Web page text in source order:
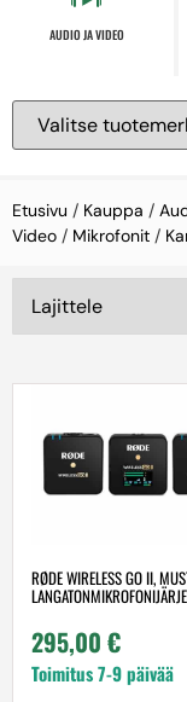
AUDIO JA VIDEO
Etusivu / Kauppa /
Video / Mikrofonit /
RØDE WIRELESS GO II,
295,00 €
Toimitus 7-9 päivää